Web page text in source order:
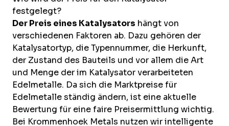
festgelegt?
Der Preis eines Katalysators hängt von
verschiedenen Faktoren ab. Dazu gehören der
Katalysatortyp, die Typennummer, die Herkunft,
der Zustand des Bauteils und vor allem die Art
und Menge der im Katalysator verarbeiteten
Edelmetalle. Da sich die Marktpreise für
Edelmetalle ständig ändern, ist eine aktuelle
Bewertung für eine faire Preisermittlung wichtig.
Bei Krommenhoek Metals nutzen wir intelligente